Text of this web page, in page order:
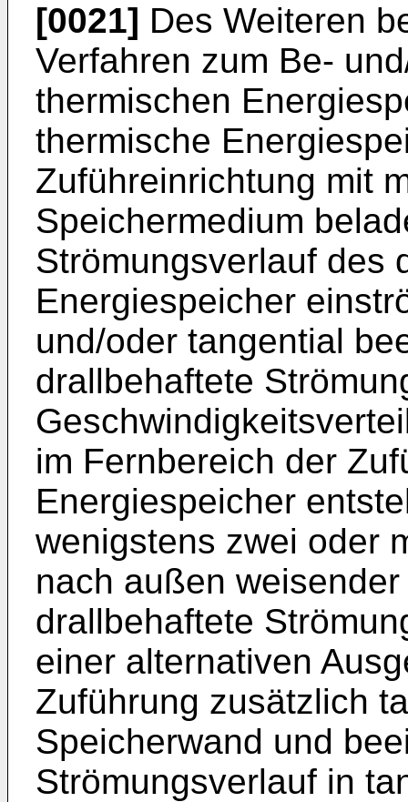
[0021] Des Weiteren
Verfahren zum Be-
thermischen
thermische
Zuführeinrichtung mit
Speichermedium
Strömungsverlauf des
Energiespeicher
und/oder tangential
drallbehaftete
im Fernbereich der
Energiespeicher
wenigstens zwei oder
nach außen
drallbehaftete
einer alternativen
Zuführung zusätzlich
Speicherwand und
Strömungsverlauf in